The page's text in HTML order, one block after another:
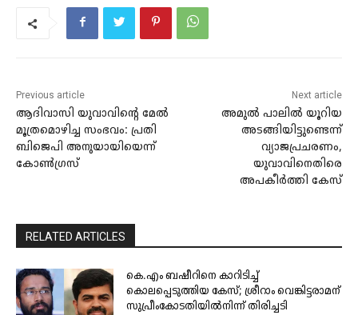
Previous article
ആദിവാസി യുവാവിന്റെ മേല്‍
മൂത്രമൊഴിച്ച സംഭവം: പ്രതി
ബിജെപി അനുയായിയെന്ന്
കോണ്‍ഗ്രസ്
Next article
അമുൽ പാലിൽ യൂറിയ
അടങ്ങിയിട്ടുണ്ടെന്ന്
വ്യാജപ്രചരണം,
യുവാവിനെതിരെ
അപകീർത്തി കേസ്
RELATED ARTICLES
കെ.എം ബഷീറിനെ കാറിടിച്ച്
കൊലപ്പെടുത്തിയ കേസ്; ശ്രീറാം വെങ്കിട്ടരാമന്
സുപ്രീംകോടതിയിൽനിന്ന് തിരിച്ചടി